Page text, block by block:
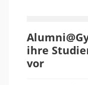
ihre
vor